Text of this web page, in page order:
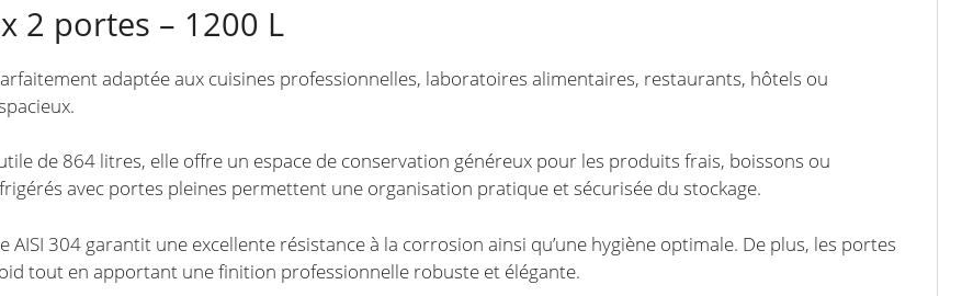
2 portes – 1200 L
adaptée aux cuisines professionnelles, laboratoires alimentaires, restaurants, hôtels ou
de 864 litres, elle offre un espace de conservation généreux pour les produits frais, boissons ou
avec portes pleines permettent une organisation pratique et sécurisée du stockage.
304 garantit une excellente résistance à la corrosion ainsi qu’une hygiène optimale. De plus, les portes
tout en apportant une finition professionnelle robuste et élégante.